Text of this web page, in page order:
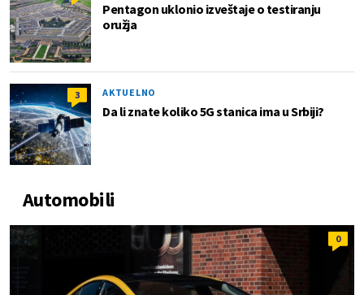
Pentagon uklonio izveštaje o testiranju
oružja
3 AKTUELNO
Da li znate koliko 5G stanica ima u Srbiji?
Automobili
0